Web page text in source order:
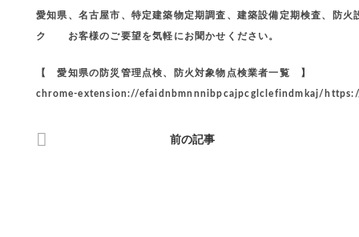
愛知県、名古屋市、特定建築物定期調査、建築設備定期検査、防
ク お客様のご要望を気軽にお聞かせください。
【 愛知県の防災管理点検、防火対象物点検業者一覧 】
chrome-extension://efaidnbmnnnibpcajpcglclefindmkaj/
前の記事